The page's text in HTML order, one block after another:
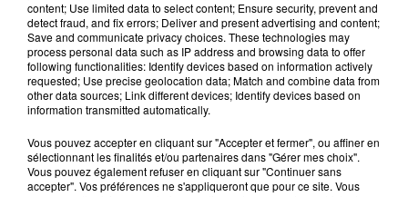
6 août 2026
Risque incendie dans le Nord : ce que
vous ne pouvez plus faire
content; Use limited data to select content; Ensure security, prevent and
detect fraud, and fix errors; Deliver and present advertising and content;
Save and communicate privacy choices. These technologies may
process personal data such as IP address and browsing data to offer
following functionalities: Identify devices based on information actively
requested; Use precise geolocation data; Match and combine data from
other data sources; Link different devices; Identify devices based on
information transmitted automatically.
Vous pouvez accepter en cliquant sur "Accepter et fermer", ou affiner en
sélectionnant les finalités et/ou partenaires dans "Gérer mes choix".
Vous pouvez également refuser en cliquant sur "Continuer sans
accepter". Vos préférences ne s'appliqueront que pour ce site. Vous